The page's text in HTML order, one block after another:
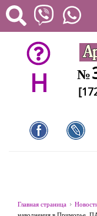
H №
Главная страница